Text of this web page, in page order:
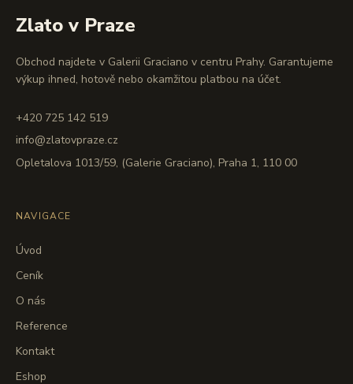
Zlato v Praze
Obchod najdete v Galerii Graciano v centru Prahy. Garantujeme
výkup ihned, hotově nebo okamžitou platbou na účet.
+420 725 142 519
info@zlatovpraze.cz
Opletalova 1013/59, (Galerie Graciano), Praha 1, 110 00
NAVIGACE
Úvod
Ceník
O nás
Reference
Kontakt
Eshop